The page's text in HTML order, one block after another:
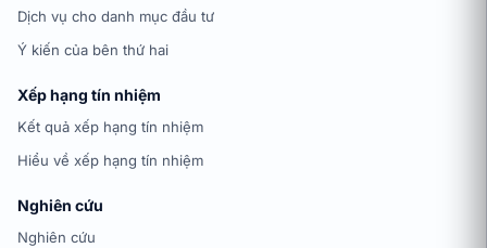
Dịch vụ cho danh mục đầu tư
Ý kiến của bên thứ hai
Xếp hạng tín nhiệm
Kết quả xếp hạng tín nhiệm
Hiểu về xếp hạng tín nhiệm
Nghiên cứu
Nghiên cứu